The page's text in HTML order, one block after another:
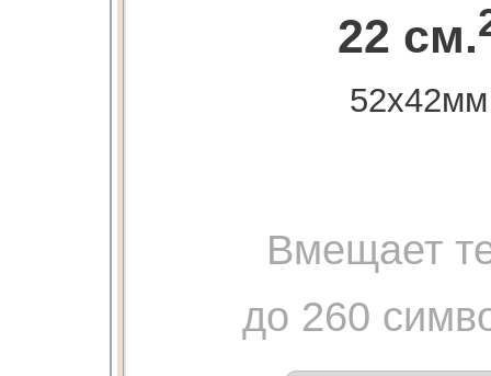
22 см.
52х42мм
Вмещает
до 260